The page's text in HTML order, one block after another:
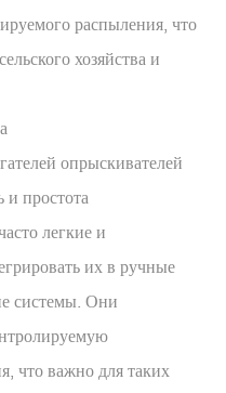
распыления, что
хозяйства и
опрыскивателей
и простота
легкие и
их в ручные
системы. Они
что важно для таких